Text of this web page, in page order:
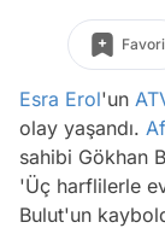
Favori
Esra Erol'un
olay yaşandı.
sahibi Gökhan
'Üç harflilerle
Bulut'un